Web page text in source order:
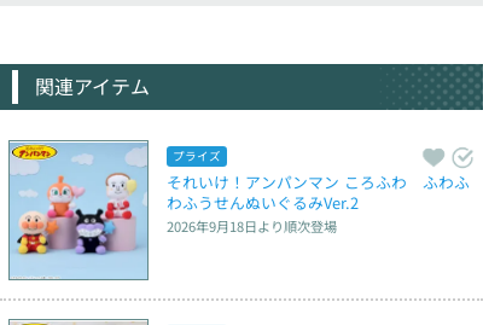
関連アイテム
プライズ
それいけ！アンパンマン ころふわ　ふわふ
わふうせんぬいぐるみVer.2
2026年9月18日より順次登場